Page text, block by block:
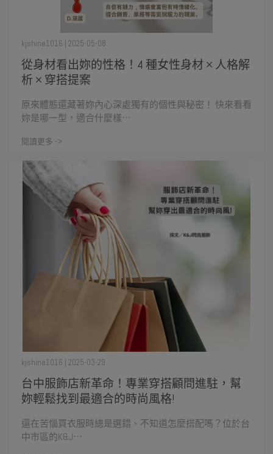
從身材看出妳的性格！4 種女性身材 × 人格解
析 × 穿搭提案
kjshine1016 | 2025-05-08
原來體態還藏著妳內心深處獨有的個性與秘密！ 快來看看
妳是哪一型，適合什麼樣⋯
閱讀更多 ->
台中服飾店新革命！專業穿搭顧問進駐，幫
妳輕鬆找到最適合的時尚風格!
kjshine1016 | 2025-03-29
還在苦惱買衣服時總是選錯、不知道怎麼搭配嗎？位於台
中市區的K&J⋯